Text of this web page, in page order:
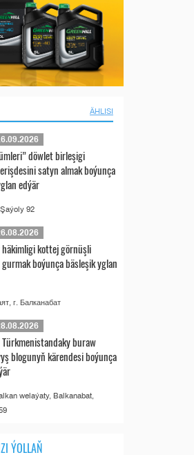
ÄHLISI
döwlet birleşigi
satyn almak boýunça
edýär
92
häkimligi kottej görnüşli
boýunça bäsleşik yglan
г. Балканабат
buraw
blogunyň kärendesi boýunça
welaýaty, Balkanabat,
ÝOLLAŇ